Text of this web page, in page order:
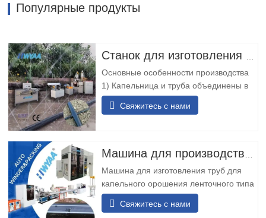
Популярные продукты
Основные особенности производства
1) Капельница и труба объединены в
одно целое, что удобно в установке и
использовании, обеспечивает низкую
фильтрующее окно и обладает
3) В машине используется
Свяжитесь с нами
Машина для изготовления труб для
капельного орошения ленточного типа
- это новое поколение
высокоскоростных и тонкостенных труб
Свяжитесь с нами